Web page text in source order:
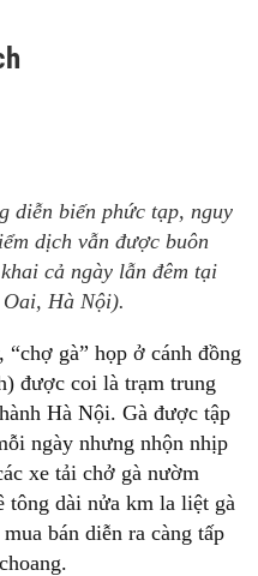
diễn biến phức tạp, nguy
dịch vẫn được buôn
cả ngày lẫn đêm tại
Hà Nội).
gà” họp ở cánh đồng
được coi là trạm trung
Hà Nội. Gà được tập
ngày nhưng nhộn nhịp
xe tải chở gà nườm
tông dài nửa km la liệt gà
bán diễn ra càng tấp